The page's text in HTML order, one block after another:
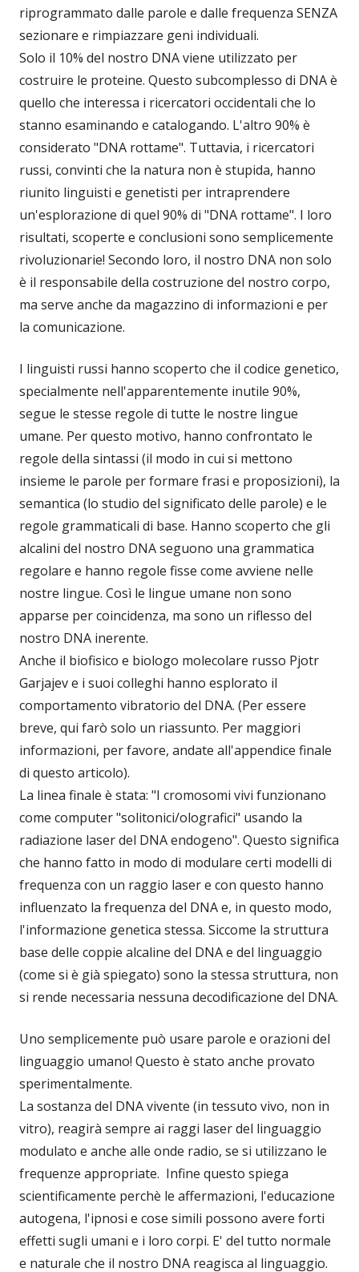
riprogrammato dalle parole e dalle frequenza SENZA
sezionare e rimpiazzare geni individuali.
Solo il 10% del nostro DNA viene utilizzato per
costruire le proteine. Questo subcomplesso di DNA è
quello che interessa i ricercatori occidentali che lo
stanno esaminando e catalogando. L'altro 90% è
considerato "DNA rottame". Tuttavia, i ricercatori
russi, convinti che la natura non è stupida, hanno
riunito linguisti e genetisti per intraprendere
un'esplorazione di quel 90% di "DNA rottame". I loro
risultati, scoperte e conclusioni sono semplicemente
rivoluzionarie! Secondo loro, il nostro DNA non solo
è il responsabile della costruzione del nostro corpo,
ma serve anche da magazzino di informazioni e per
la comunicazione.
I linguisti russi hanno scoperto che il codice genetico,
specialmente nell'apparentemente inutile 90%,
segue le stesse regole di tutte le nostre lingue
umane. Per questo motivo, hanno confrontato le
regole della sintassi (il modo in cui si mettono
insieme le parole per formare frasi e proposizioni), la
semantica (lo studio del significato delle parole) e le
regole grammaticali di base. Hanno scoperto che gli
alcalini del nostro DNA seguono una grammatica
regolare e hanno regole fisse come avviene nelle
nostre lingue. Così le lingue umane non sono
apparse per coincidenza, ma sono un riflesso del
nostro DNA inerente.
Anche il biofisico e biologo molecolare russo Pjotr
Garjajev e i suoi colleghi hanno esplorato il
comportamento vibratorio del DNA. (Per essere
breve, qui farò solo un riassunto. Per maggiori
informazioni, per favore, andate all'appendice finale
di questo articolo).
La linea finale è stata: "I cromosomi vivi funzionano
come computer "solitonici/olografici" usando la
radiazione laser del DNA endogeno". Questo significa
che hanno fatto in modo di modulare certi modelli di
frequenza con un raggio laser e con questo hanno
influenzato la frequenza del DNA e, in questo modo,
l'informazione genetica stessa. Siccome la struttura
base delle coppie alcaline del DNA e del linguaggio
(come si è già spiegato) sono la stessa struttura, non
si rende necessaria nessuna decodificazione del DNA.
Uno semplicemente può usare parole e orazioni del
linguaggio umano! Questo è stato anche provato
sperimentalmente.
La sostanza del DNA vivente (in tessuto vivo, non in
vitro), reagirà sempre ai raggi laser del linguaggio
modulato e anche alle onde radio, se si utilizzano le
frequenze appropriate. Infine questo spiega
scientificamente perchè le affermazioni, l'educazione
autogena, l'ipnosi e cose simili possono avere forti
effetti sugli umani e i loro corpi. E' del tutto normale
e naturale che il nostro DNA reagisca al linguaggio.